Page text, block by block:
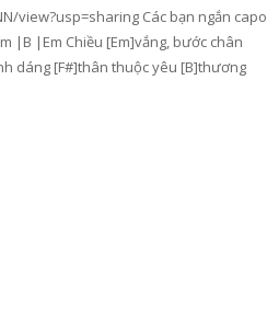
view?usp=sharing Các bạn ngắn capo
|B |Em Chiều [Em]vắng, bước chân
dáng [F#]thân thuộc yêu [B]thương